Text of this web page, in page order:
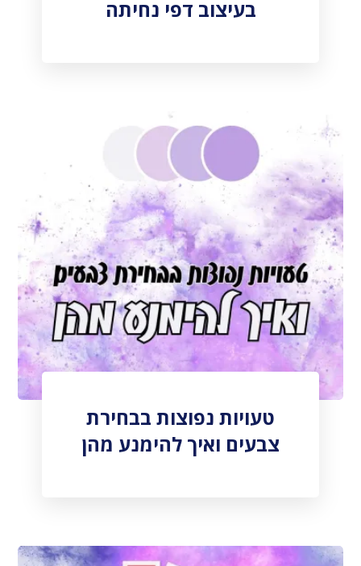
בעיצוב דפי נחיתה
טעויות נפוצות בבחירת
צבעים ואיך להימנע מהן